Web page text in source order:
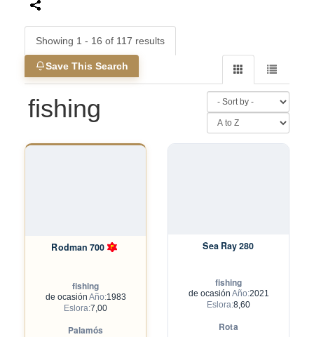
Showing 1 - 16 of 117 results
Save This Search
fishing
Rodman 700
fishing
de ocasión Año:1983
Eslora:7,00
Palamós
Sea Ray 280
fishing
de ocasión Año:2021
Eslora:8,60
Rota